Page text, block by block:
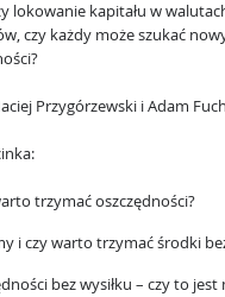
lokowanie kapitału w
czy każdy może szukać
Przygórzewski i Adam
trzymać oszczędności?
i czy warto trzymać środki
bez wysiłku – czy to jest